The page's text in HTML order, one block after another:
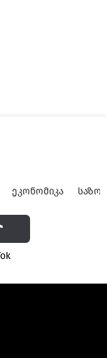
ᲔᲙᲝᲜᲝᲛᲘᲙᲐ